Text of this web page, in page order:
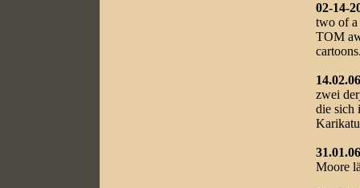
02-14-
two of a
TOM
zwei
die sich
Moore